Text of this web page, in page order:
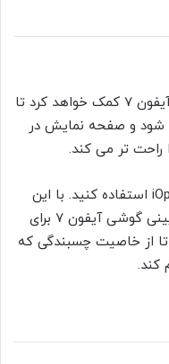
گرم کردن گوشه پایینی گوشی موبایل آیفون 7 کمک خواهد کرد تا
شود و صفحه نمایش در
راحت تر می کند.
از سشوار یا بسته گرمایشی iOpener استفاده کنید. با این
بسته گرمایشی بر روی قسمت پایینی گوشی آیفون 7 برای
تا از خاصیت چسبندگی که
کند.